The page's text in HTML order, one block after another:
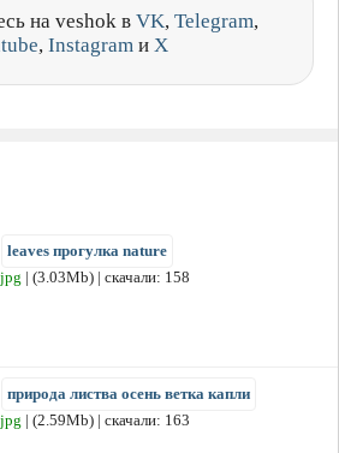
на veshok в VK, Telegram,
, Instagram и X
leaves прогулка nature
jpg | (3.03Mb) | скачали: 158
природа листва осень ветка капли
jpg | (2.59Mb) | скачали: 163